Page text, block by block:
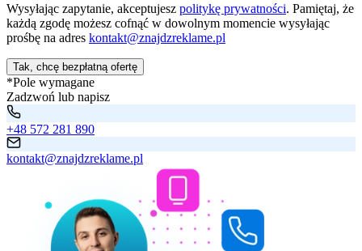
Wysyłając zapytanie, akceptujesz politykę prywatności. Pamiętaj, że
każdą zgodę możesz cofnąć w dowolnym momencie wysyłając
prośbę na adres kontakt@znajdzreklame.pl
Tak, chcę bezpłatną ofertę
*Pole wymagane
Zadzwoń lub napisz
+48 572 281 890
kontakt@znajdzreklame.pl